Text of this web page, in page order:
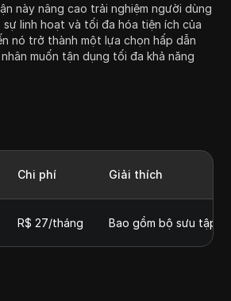
này nâng cao trải nghiệm người dùng
linh hoạt và tối đa hóa tiện ích của
nó trở thành một lựa chọn hấp dẫn
muốn tận dụng tối đa khả năng
Chi phí Giải thích
R$ 27/tháng Bao gồm bộ sưu tập